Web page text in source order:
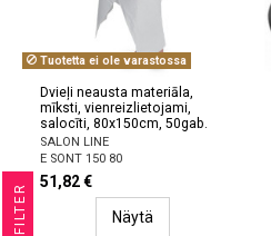
Tuotetta ei ole varastossa
Dvieļi neausta materiāla,
mīksti, vienreizlietojami,
salocīti, 80x150cm, 50gab.
SALON LINE
E SONT 150 80
51,82 €
Näytä
R